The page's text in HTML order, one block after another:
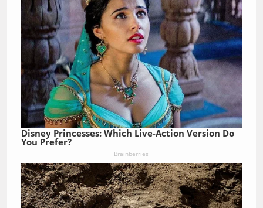
Disney Princesses: Which Live-Action Version Do
You Prefer?
Brainberries